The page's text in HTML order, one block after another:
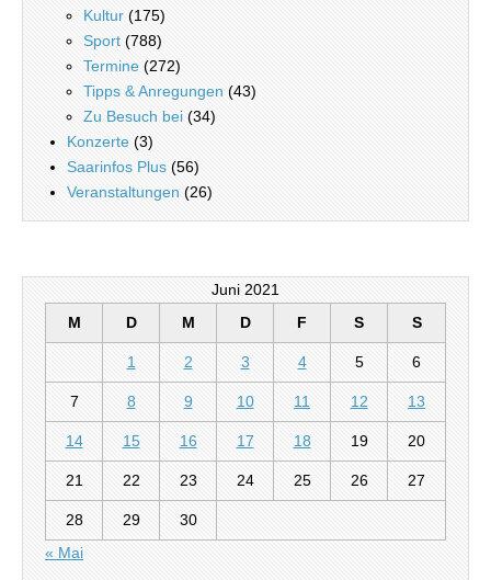
Kultur (175)
Sport (788)
Termine (272)
Tipps & Anregungen (43)
Zu Besuch bei (34)
Konzerte (3)
Saarinfos Plus (56)
Veranstaltungen (26)
Juni 2021
M
D M D F S S
1 2 3 4 5 6
7 8 9 10 11 12 13
14 15 16 17 18 19 20
21 22 23 24 25 26 27
28 29
30
« Mai